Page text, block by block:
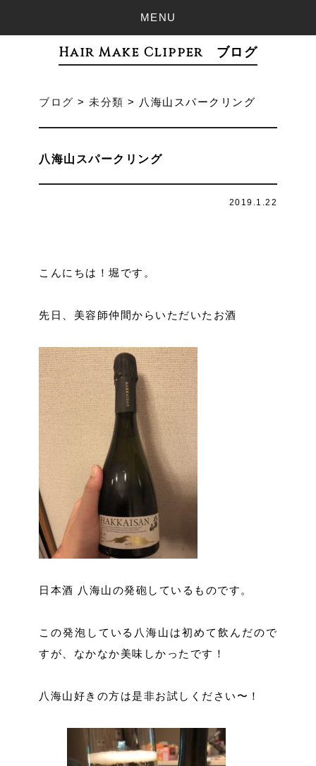
MENU
Hair Make Clipper ブログ
ブログ > 未分類 > 八海山スパークリング
八海山スパークリング
2019.1.22
こんにちは！堀です。
先日、美容師仲間からいただいたお酒
日本酒 八海山の発砲しているものです。
この発泡している八海山は初めて飲んだので
すが、なかなか美味しかったです！
八海山好きの方は是非お試しください〜！